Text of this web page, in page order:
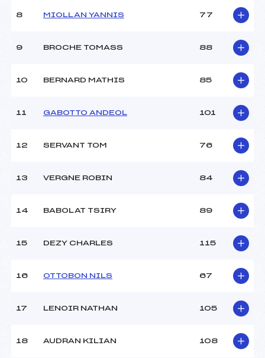
Ouvreurs C :
12H30
POCCARD CHAPUIS (SA)
Ouvreurs B :
Ouvreurs D :
Température arrivée :
U18->Mas
8 MIOLLAN YANNIS 77
9 BROCHE TOMASS 88
10 BERNARD MATHIS 85
11 GABOTTO ANDEOL 101
12 SERVANT TOM 76
13 VERGNE ROBIN 84
14 BABOLAT TSIRY 89
15 DEZY CHARLES 115
16 OTTOBON NILS 67
17 LENOIR NATHAN 105
18 AUDRAN KILIAN 108